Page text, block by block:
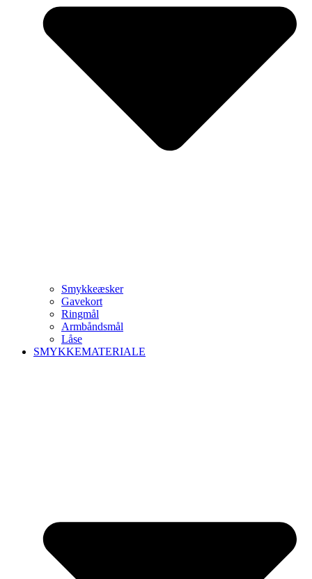
Smykkeæsker
Gavekort
Ringmål
Armbåndsmål
Låse
SMYKKEMATERIALE